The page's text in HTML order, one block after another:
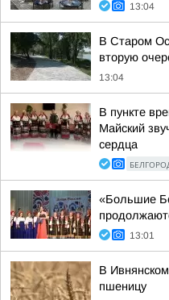
13:04
В Старом
вторую
13:04
В пункте
Майский
сердца
«Большие
13:01
В
пшеницу